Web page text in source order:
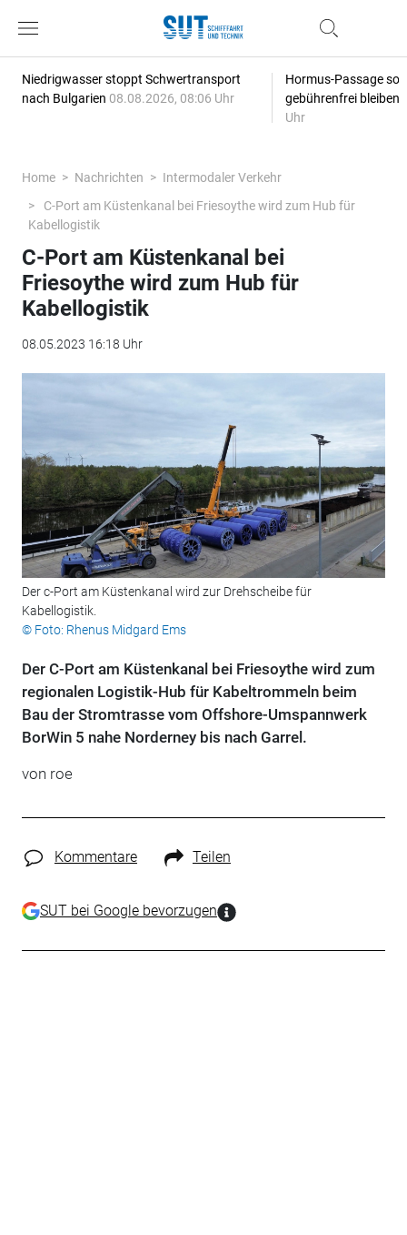
Niedrigwasser stoppt Schwertransport
nach Bulgarien 08.08.2026, 08:06 Uhr
Hormus-Passage
gebührenfrei bleiben
Uhr
Home Nachrichten
Intermodaler Verkehr
C-Port am Küstenkanal bei Friesoythe wird zum Hub für
Kabellogistik
C-Port am Küstenkanal bei
Friesoythe wird zum Hub für
Kabellogistik
08.05.2023 16:18 Uhr
Der c-Port am Küstenkanal wird zur Drehscheibe für
Kabellogistik.
© Foto: Rhenus Midgard Ems
Der C-Port am Küstenkanal bei Friesoythe wird zum
regionalen Logistik-Hub für Kabeltrommeln beim
Bau der Stromtrasse vom Offshore-Umspannwerk
BorWin 5 nahe Norderney bis nach Garrel.
von roe
Kommentare Teilen
SUT bei Google bevorzugen